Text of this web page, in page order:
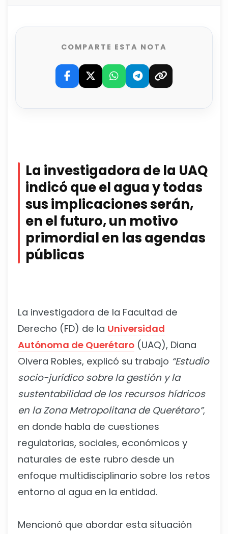
COMPARTE ESTA NOTA
La investigadora de la UAQ
indicó que el agua y todas
sus implicaciones serán,
en el futuro, un motivo
primordial en las agendas
públicas
La investigadora de la Facultad de
Derecho (FD) de la Universidad
Autónoma de Querétaro (UAQ), Diana
Olvera Robles, explicó su trabajo “Estudio
socio-jurídico sobre la gestión y la
sustentabilidad de los recursos hídricos
en la Zona Metropolitana de Querétaro”,
en donde habla de cuestiones
regulatorias, sociales, económicos y
naturales de este rubro desde un
enfoque multidisciplinario sobre los retos
entorno al agua en la entidad.
Mencionó que abordar esta situación